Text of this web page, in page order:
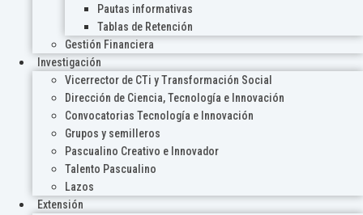
Pautas informativas
Tablas de Retención
Gestión Financiera
Investigación
Vicerrector de CTi y Transformación Social
Dirección de Ciencia, Tecnología e Innovación
Convocatorias Tecnología e Innovación
Grupos y semilleros
Pascualino Creativo e Innovador
Talento Pascualino
Lazos
Extensión